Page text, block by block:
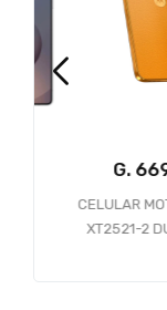
CELULAR
XT2521-2